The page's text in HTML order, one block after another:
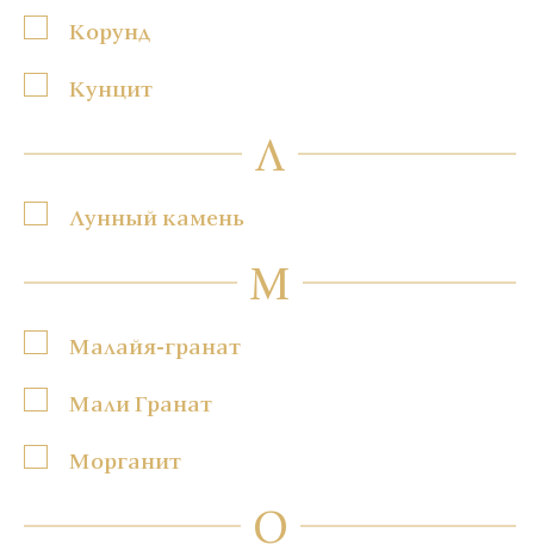
Корунд
Кунцит
Л
Лунный камень
М
Малайя-гранат
Мали Гранат
Морганит
О